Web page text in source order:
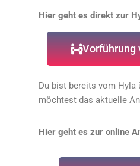
Hier geht es direkt zur
Vorführung
Du bist bereits vom Hyla
möchtest das aktuelle
Hier geht es zur online